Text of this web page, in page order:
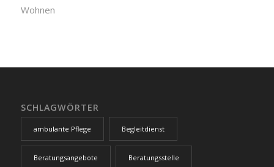
Wohnen
SCHLAGWÖRTER
ambulante Pflege Begleitdienst
Beratungsangebote Beratungsstelle